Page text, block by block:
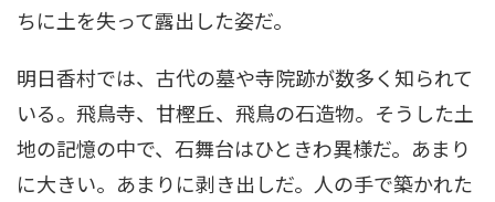
ちに土を失って露出した姿だ。
明日香村では、古代の墓や寺院跡が数多く知られて
いる。飛鳥寺、甘樫丘、飛鳥の石造物。そうした土
地の記憶の中で、石舞台はひときわ異様だ。あまり
に大きい。あまりに剥き出しだ。人の手で築かれた